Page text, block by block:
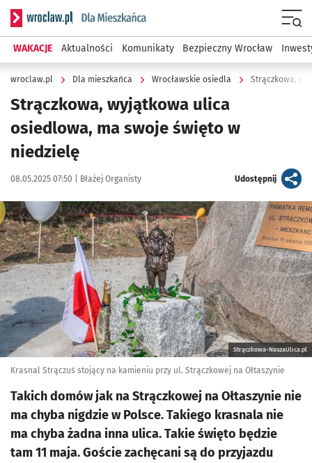
Serwis informacyjny wroclaw.pl podserwis: Dla mieszkańca
WAKACJE Aktualności Komunikaty Bezpieczny Wrocław
wroclaw.pl Dla mieszkańca Wrocławskie osiedla Strączkowa,
Strączkowa, wyjątkowa ulica
osiedlowa, ma swoje święto w
niedzielę
Data publikacji:
08.05.2025 07:50 | Autor:
Błażej Organisty Udostępnijartykuł
Kliknij, aby powiększyć
Strączkowa-NaszaUlica.pl
Krasnal Strączuś stojący na kamieniu przy ul. Strączkowej na Ołtaszynie
Takich domów jak na Strączkowej na Ołtaszynie nie
ma chyba nigdzie w Polsce. Takiego krasnala nie
ma chyba żadna inna ulica. Takie święto będzie
tam 11 maja. Goście zachęcani są do przyjazdu